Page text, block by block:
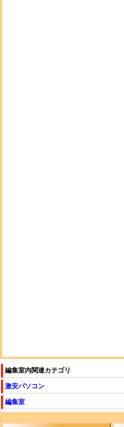
編集室内関連カテゴリ
激安パソコン
編集室